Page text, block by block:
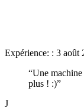
Expérience: : 3 août
“Une machine
plus ! :)”
J